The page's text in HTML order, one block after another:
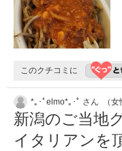
このクチコミに
*｡･ﾟelmo*｡･ﾟ さん （女
新潟のご当地
イタリアンを